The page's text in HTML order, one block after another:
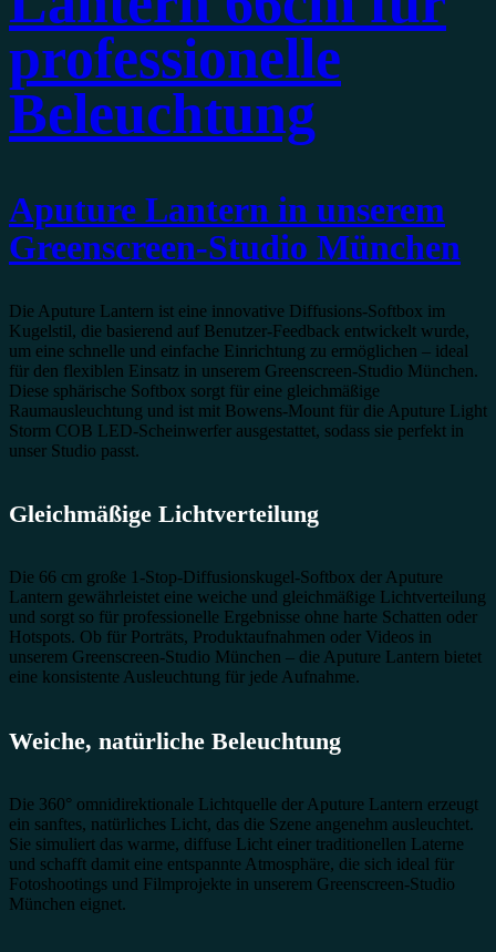
professionelle
Beleuchtung
Aputure Lantern in unserem
Greenscreen-Studio München
Die Aputure Lantern ist eine innovative Diffusions-Softbox im
Kugelstil, die basierend auf Benutzer-Feedback entwickelt wurde,
um eine schnelle und einfache Einrichtung zu ermöglichen – ideal
für den flexiblen Einsatz in unserem Greenscreen-Studio München.
Diese sphärische Softbox sorgt für eine gleichmäßige
Raumausleuchtung und ist mit Bowens-Mount für die Aputure Light
Storm COB LED-Scheinwerfer ausgestattet, sodass sie perfekt in
unser Studio passt.
Gleichmäßige Lichtverteilung
Die 66 cm große 1-Stop-Diffusionskugel-Softbox der Aputure
Lantern gewährleistet eine weiche und gleichmäßige Lichtverteilung
und sorgt so für professionelle Ergebnisse ohne harte Schatten oder
Hotspots. Ob für Porträts, Produktaufnahmen oder Videos in
unserem Greenscreen-Studio München – die Aputure Lantern bietet
eine konsistente Ausleuchtung für jede Aufnahme.
Weiche, natürliche Beleuchtung
Die 360° omnidirektionale Lichtquelle der Aputure Lantern erzeugt
ein sanftes, natürliches Licht, das die Szene angenehm ausleuchtet.
Sie simuliert das warme, diffuse Licht einer traditionellen Laterne
und schafft damit eine entspannte Atmosphäre, die sich ideal für
Fotoshootings und Filmprojekte in unserem Greenscreen-Studio
München eignet.